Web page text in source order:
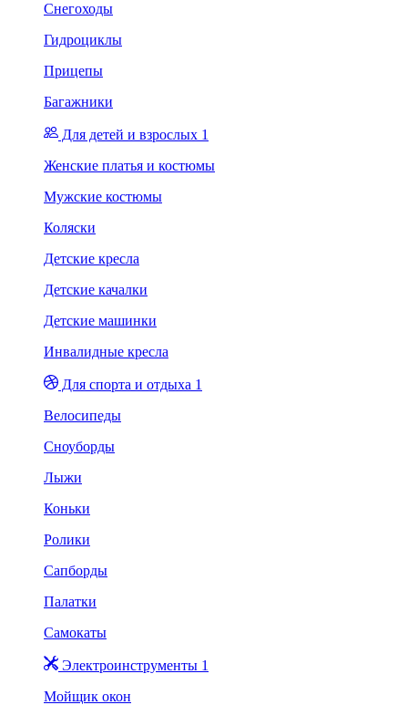
Снегоходы
Гидроциклы
Прицепы
Багажники
Для детей и взрослых 1
Женские платья и костюмы
Мужские костюмы
Коляски
Детские кресла
Детские качалки
Детские машинки
Инвалидные кресла
Для спорта и отдыха 1
Велосипеды
Сноуборды
Лыжи
Коньки
Ролики
Сапборды
Палатки
Самокаты
Электроинструменты 1
Мойщик окон